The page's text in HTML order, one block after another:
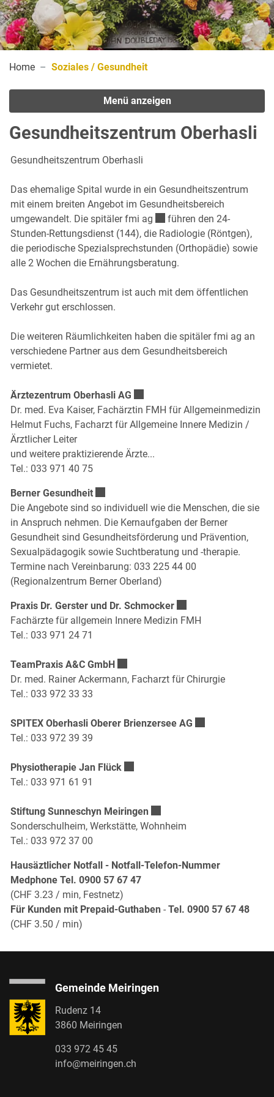
Home Soziales / Gesundheit(ausgewählt)
Menü anzeigen
Gesundheitszentrum Oberhasli
Gesundheitszentrum Oberhasli
Das ehemalige Spital wurde in ein Gesundheitszentrum
mit einem breiten Angebot im Gesundheitsbereich
umgewandelt. Die spitäler fmi ag Externer Link wird in
führen den 24-
Stunden-Rettungsdienst (144), die Radiologie (Röntgen),
die periodische Spezialsprechstunden (Orthopädie) sowie
alle 2 Wochen die Ernährungsberatung.
Das Gesundheitszentrum ist auch mit dem öffentlichen
Verkehr gut erschlossen.
Die weiteren Räumlichkeiten haben die spitäler fmi ag an
verschiedene Partner aus dem Gesundheitsbereich
vermietet.
Ärztezentrum Oberhasli AG
Dr. med. Eva Kaiser, Fachärztin FMH für Allgemeinmedizin
Helmut Fuchs, Facharzt für Allgemeine Innere Medizin /
Ärztlicher Leiter
und weitere praktizierende Ärzte...
Tel.: 033 971 40 75
Berner GesundheitExterner Link wird in einem neuen
Die Angebote sind so individuell wie die Menschen, die sie
in Anspruch nehmen. Die Kernaufgaben der Berner
Gesundheit sind Gesundheitsförderung und Prävention,
Sexualpädagogik sowie Suchtberatung und -therapie.
Termine nach Vereinbarung: 033 225 44 00
(Regionalzentrum Berner Oberland)
Praxis Dr. Gerster und Dr. SchmockerExterner Link wird in
Fachärzte für allgemein Innere Medizin FMH
Tel.: 033 971 24 71
TeamPraxis A&C GmbHExterner Link wird in einem neuen
Dr. med. Rainer Ackermann, Facharzt für Chirurgie
Tel.: 033 972 33 33
SPITEX Oberhasli Oberer Brienzersee AG
Tel.: 033 972 39 39
Physiotherapie Jan Flück
Tel.: 033 971 61 91
Stiftung Sunneschyn Meiringen
Sonderschulheim, Werkstätte, Wohnheim
Tel.: 033 972 37 00
Hausäztlicher Notfall - Notfall-Telefon-Nummer
Medphone Tel. 0900 57 67 47
(CHF 3.23 / min, Festnetz)
Für Kunden mit Prepaid-Guthaben - Tel. 0900 57 67 48
(CHF 3.50 / min)
Gemeinde Meiringen
Rudenz 14
3860 Meiringen
033 972 45 45
info@meiringen.ch